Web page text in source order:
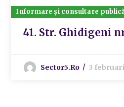
Informare și consultare
41. Str. Ghidigeni
Sector5.ro 3